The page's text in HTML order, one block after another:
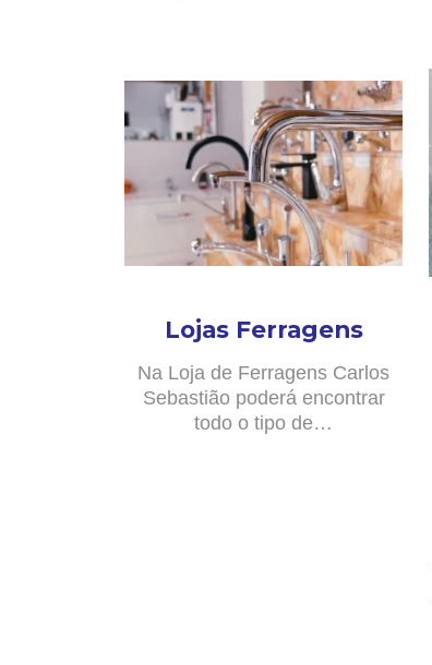
Lojas Ferragens
Na Loja de Ferragens Carlos
Sebastião poderá encontrar
todo o tipo de…